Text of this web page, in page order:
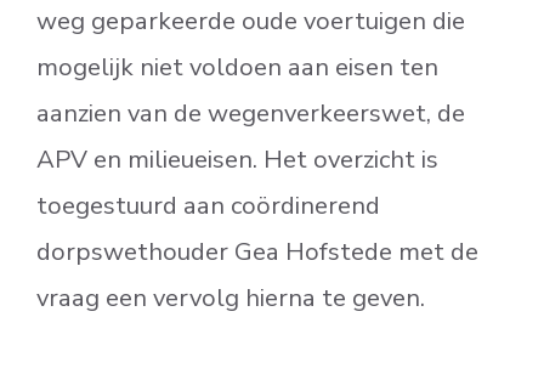
weg geparkeerde oude voertuigen die
mogelijk niet voldoen aan eisen ten
aanzien van de wegenverkeerswet, de
APV en milieueisen. Het overzicht is
toegestuurd aan coördinerend
dorpswethouder Gea Hofstede met de
vraag een vervolg hierna te geven.